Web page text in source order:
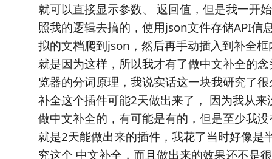
就可以直接显示参数、 返回值，但是我一开
照我的逻辑去搞的，使用json文件存储API信
拟的文档爬到json，然后再手动插入到补全
就是因为这样，所以我才有了做中文补全的
览器的分词原理，我说实话这一块我研究了
补全这个插件可能2天做出来了， 因为我从
做中文补全的，有可能是有的，但是至少我
就是2天能做出来的插件，我花了当时好像是
究这个 中文补全，而且做出来的效果还不是